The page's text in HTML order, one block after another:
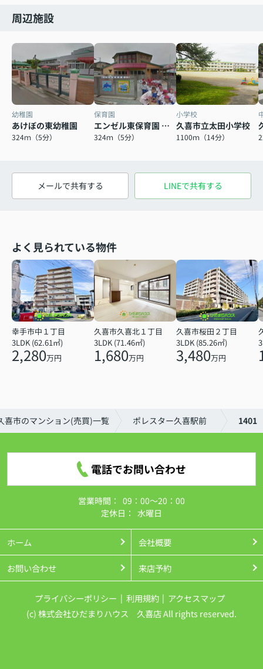
周辺施設
幼稚園
あけぼの東幼稚園
324ｍ（5分）
保育園
エンゼル東保育園 日本
324ｍ（5分）
小学校
久喜市立太田小学校
1100ｍ（14分）
メールで共有する LINEで共有する
よく見られている物件
幸手市中１丁目
3LDK (62.61㎡)
2,280万円
久喜市久喜北１丁目
3LDK (71.46㎡)
1,680万円
久喜市桜田２丁目
3LDK (85.26㎡)
3,480万円
喜市のマンション(売買)一覧 ポレスター久喜駅前 1401
電話でお問い合わせ
営業時間： 09：00～20：00
定休日： 水曜日
ホーム 会社概要
お問い合わせ 来店予約
プライバシーポリシー 利用規約
アクセスマップ
(c) 株式会社ひだまりハウス 久喜店 All rights reserved.